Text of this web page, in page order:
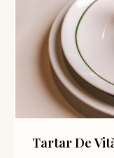
Tartar De